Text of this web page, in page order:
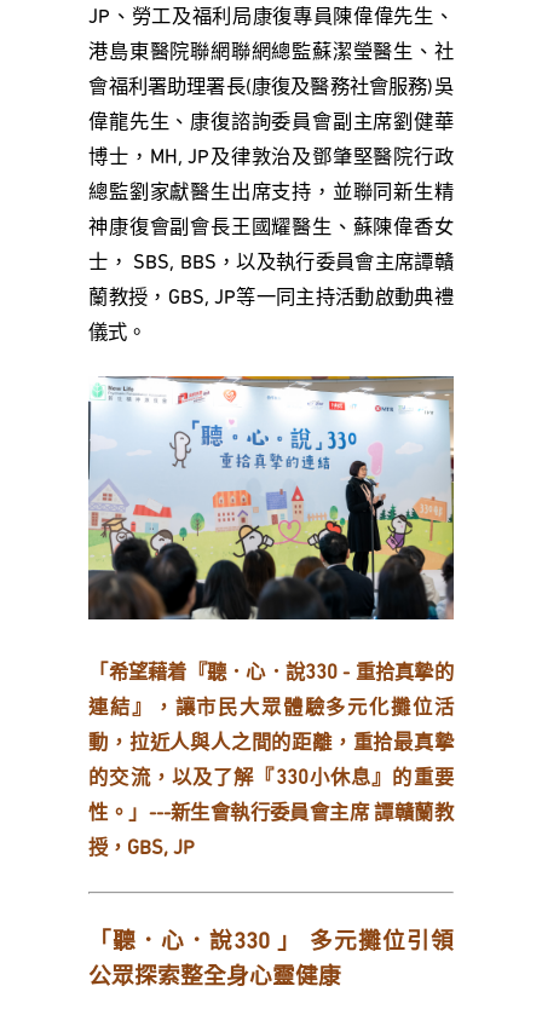
JP、勞工及福利局康復專員陳偉偉先生、
港島東醫院聯網聯網總監蘇潔瑩醫生、社
會福利署助理署長(康復及醫務社會服務)吳
偉龍先生、康復諮詢委員會副主席劉健華
博士，MH, JP及律敦治及鄧肇堅醫院行政
總監劉家獻醫生出席支持，並聯同新生精
神康復會副會長王國耀醫生、蘇陳偉香女
士， SBS, BBS，以及執行委員會主席譚贛
蘭教授，GBS, JP等一同主持活動啟動典禮
儀式。
「希望藉着『聽．心．說330 - 重拾真摯的
連結』，讓市民大眾體驗多元化攤位活
動，拉近人與人之間的距離，重拾最真摯
的交流，以及了解『330小休息』的重要
性。」 ---新生會執行委員會主席 譚贛蘭教
授，GBS, JP
「聽．心．說330 」 多元攤位引領
公眾探索整全身心靈健康